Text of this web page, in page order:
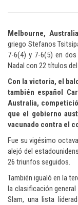
Melbourne,
griego Stefanos
7-6(4) y 7-6(5) en
Nadal con 22 títulos
Con la victoria, el
también español
Australia,
que el gobierno
vacunado contra el
Fue su vigésimo
alejó del
26 triunfos seguidos.
También igualó en la
la clasificación
Slam, una lista